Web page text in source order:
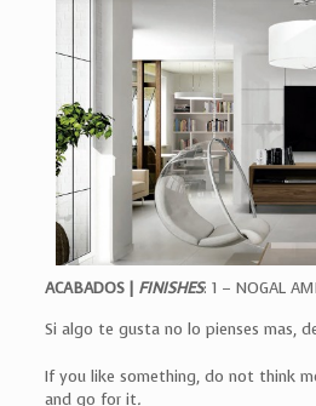
ACABADOS | FINISHES: 1 – NOGAL
Si algo te gusta no lo pienses mas,
If you like something, do not think
and go for it.